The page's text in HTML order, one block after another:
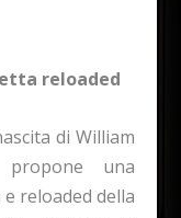
reloaded
di William
propone una
reloaded della